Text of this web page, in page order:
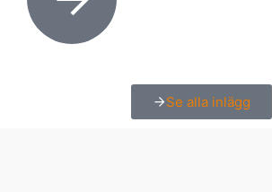
Se alla inlägg